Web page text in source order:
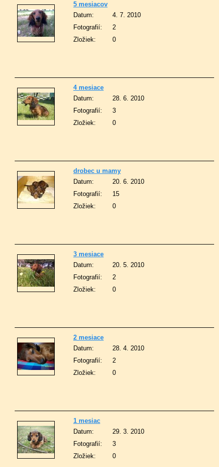
5 mesiacov
Datum:
4. 7. 2010
Fotografií:
2
Zložiek:
0
4 mesiace
Datum:
28. 6. 2010
Fotografií:
3
Zložiek:
0
drobec u mamy
Datum:
20. 6. 2010
Fotografií:
15
Zložiek:
0
3 mesiace
Datum:
20. 5. 2010
Fotografií:
2
Zložiek:
0
2 mesiace
Datum:
28. 4. 2010
Fotografií:
2
Zložiek:
0
1 mesiac
Datum:
29. 3. 2010
Fotografií:
3
Zložiek:
0